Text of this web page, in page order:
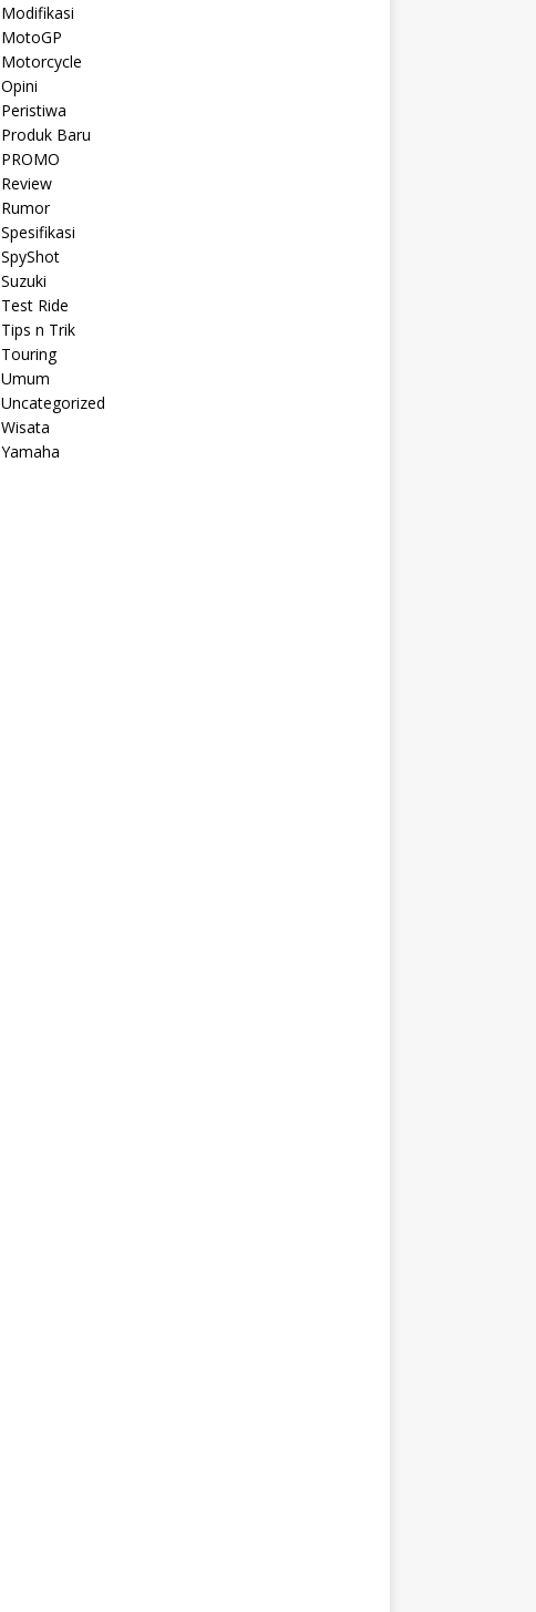
Modifikasi
MotoGP
Motorcycle
Opini
Peristiwa
Produk Baru
PROMO
Review
Rumor
Spesifikasi
SpyShot
Suzuki
Test Ride
Tips n Trik
Touring
Umum
Uncategorized
Wisata
Yamaha